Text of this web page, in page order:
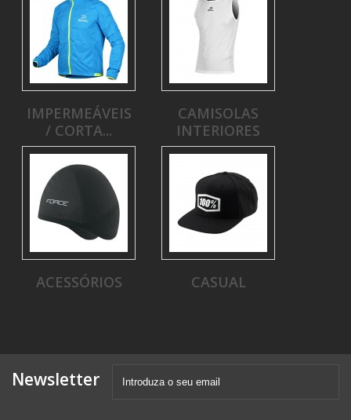
IMPERMEÁVEIS
/ CORTA...
CAMISOLAS
INTERIORES
ACESSÓRIOS CASUAL
Newsletter